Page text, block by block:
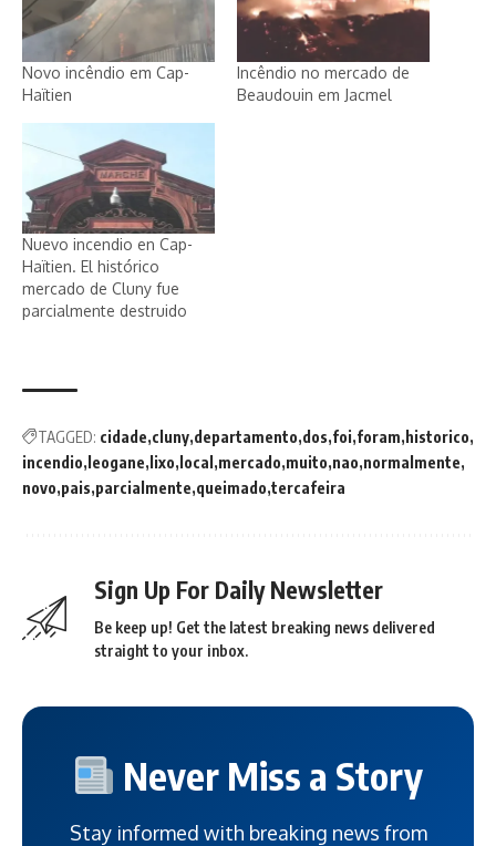
Novo incêndio em Cap-
Haïtien
Incêndio no mercado de
Beaudouin em Jacmel
Nuevo incendio en Cap-
Haïtien. El histórico
mercado de Cluny fue
parcialmente destruido
TAGGED: cidade cluny departamento dos foi foram historico
incendio leogane lixo local mercado muito nao normalmente
novo pais parcialmente queimado tercafeira
Sign Up For Daily Newsletter
Be keep up! Get the latest breaking news delivered
straight to your inbox.
Never Miss a Story
Stay informed with breaking news from